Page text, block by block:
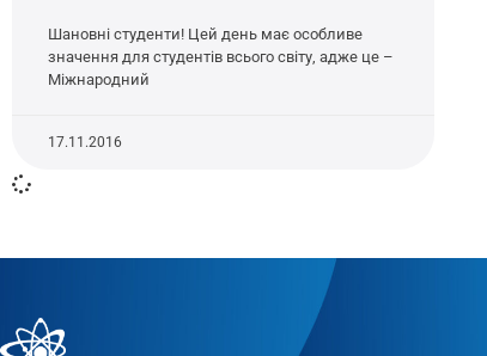
Шановні студенти! Цей день має особливе
значення для студентів всього світу, адже це –
Міжнародний
17.11.2016